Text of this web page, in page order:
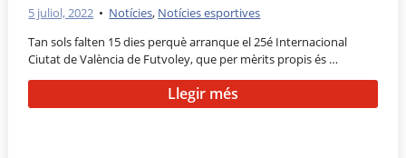
5 juliol, 2022 • Notícies, Notícies esportives
Tan sols falten 15 dies perquè arranque el 25é Internacional
Ciutat de València de Futvoley, que per mèrits propis és …
Llegir més